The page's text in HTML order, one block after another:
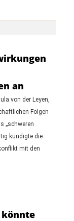
an
von der Leyen,
Folgen
„schweren
kündigte die
mit den
könnte